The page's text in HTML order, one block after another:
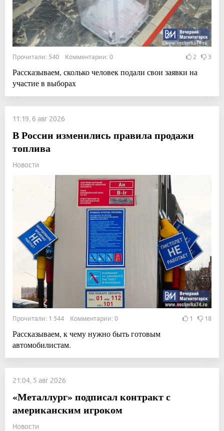
Прочитали: 540 Комментарии: 0 2 3
Рассказываем, сколько человек подали свои заявки на
участие в выборах
11:19, 6 авг 2026
В России изменились правила продажи
топлива
Новости
Прочитали: 1 544 Комментарии: 0 1 18
Рассказываем, к чему нужно быть готовым
автомобилистам.
21:04, 5 авг 2026
«Металлург» подписал контракт с
американским игроком
Новости